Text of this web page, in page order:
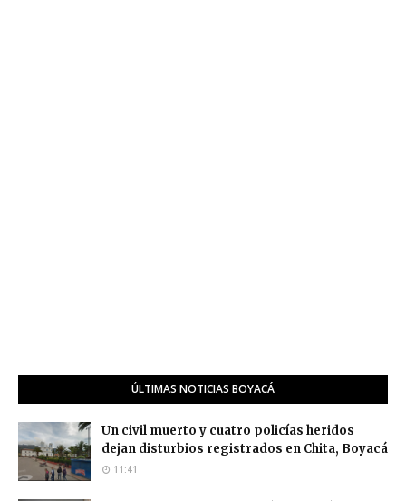
ÚLTIMAS NOTICIAS BOYACÁ
Un civil muerto y cuatro policías heridos
dejan disturbios registrados en Chita, Boyacá
11:41